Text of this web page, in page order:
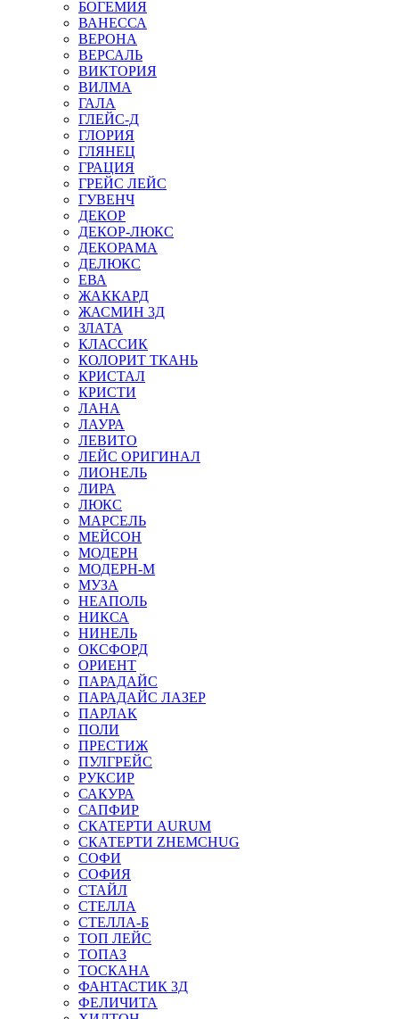
БОГЕМИЯ
ВАНЕССА
ВЕРОНА
ВЕРСАЛЬ
ВИКТОРИЯ
ВИЛМА
ГАЛА
ГЛЕЙС-Д
ГЛОРИЯ
ГЛЯНЕЦ
ГРАЦИЯ
ГРЕЙС ЛЕЙС
ГУВЕНЧ
ДЕКОР
ДЕКОР-ЛЮКС
ДЕКОРАМА
ДЕЛЮКС
ЕВА
ЖАККАРД
ЖАСМИН 3Д
ЗЛАТА
КЛАССИК
КОЛОРИТ ТКАНЬ
КРИСТАЛ
КРИСТИ
ЛАНА
ЛАУРА
ЛЕВИТО
ЛЕЙС ОРИГИНАЛ
ЛИОНЕЛЬ
ЛИРА
ЛЮКС
МАРСЕЛЬ
МЕЙСОН
МОДЕРН
МОДЕРН-М
МУЗА
НЕАПОЛЬ
НИКСА
НИНЕЛЬ
ОКСФОРД
ОРИЕНТ
ПАРАДАЙС
ПАРАДАЙС ЛАЗЕР
ПАРЛАК
ПОЛИ
ПРЕСТИЖ
ПУЛГРЕЙС
РУКСИР
САКУРА
САПФИР
СКАТЕРТИ AURUM
СКАТЕРТИ ZHEMCHUG
СОФИ
СОФИЯ
СТАЙЛ
СТЕЛЛА
СТЕЛЛА-Б
ТОП ЛЕЙС
ТОПАЗ
ТОСКАНА
ФАНТАСТИК 3Д
ФЕЛИЧИТА